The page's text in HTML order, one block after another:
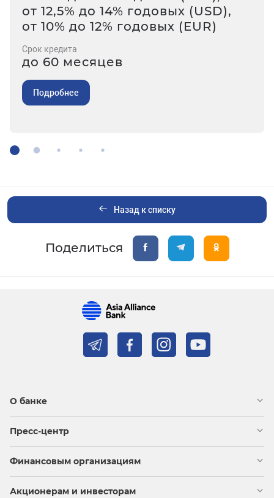
от 12,5% до 14% годовых (USD),
от 10% до 12% годовых (EUR)
Срок кредита
до 60 месяцев
Подробнее
Назад к списку
Поделиться
О банке
Пресс-центр
Финансовым организациям
Акционерам и инвесторам